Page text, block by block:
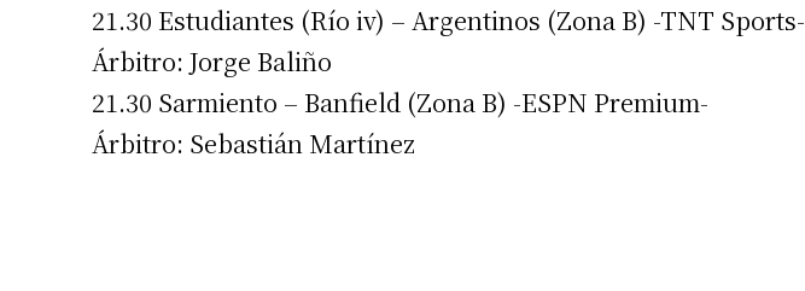
21.30 Estudiantes (Río iv) – Argentinos (Zona B) -TNT Sports-
Árbitro: Jorge Baliño
21.30 Sarmiento – Banfield (Zona B) -ESPN Premium-
Árbitro: Sebastián Martínez